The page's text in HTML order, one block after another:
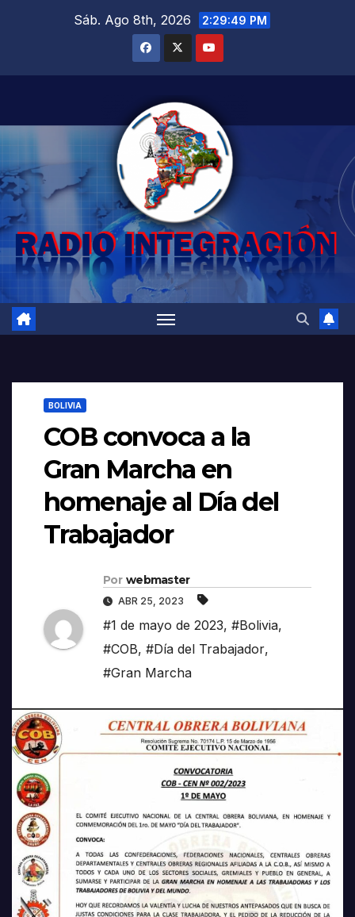
Sáb. Ago 8th, 2026 2:29:51 PM
BOLIVIA
COB convoca a la
Gran Marcha en
homenaje al Día del
Trabajador
Por webmaster
ABR 25, 2023
#1 de mayo de 2023, #Bolivia,
#COB, #Día del Trabajador,
#Gran Marcha